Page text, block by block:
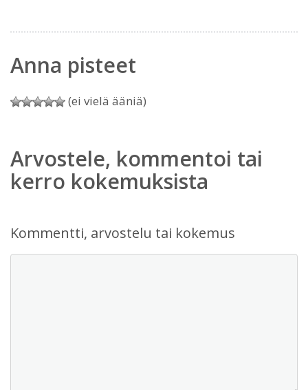
Anna pisteet
(ei vielä ääniä)
Arvostele, kommentoi tai
kerro kokemuksista
Kommentti, arvostelu tai kokemus